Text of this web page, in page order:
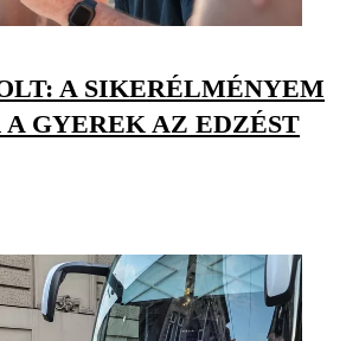
A SIKERÉLMÉNYEM
GYEREK AZ EDZÉST